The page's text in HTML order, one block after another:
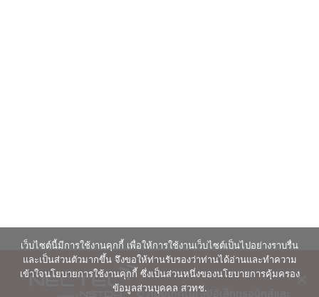
© ศูนย์เทคโนโลยีอิเล็กทรอนิกส์และ
เว็บไซต์นี้มีการใช้งานคุกกี้ เพื่อให้การใช้งานเว็บไซต์เป็นไปอย่างราบรื่น
และเป็นส่วนตัวมากขึ้น จึงขอให้ท่านรับรองว่าท่านได้อ่านและทำความ
เข้าใจนโยบายการใช้งานคุกกี้ ซึ่งเป็นส่วนหนึ่งของนโยบายการคุ้มครอง
ข้อมูลส่วนบุคคล สวทช.